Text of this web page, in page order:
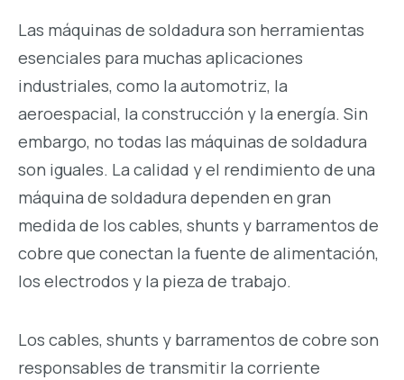
Las máquinas de soldadura son herramientas
esenciales para muchas aplicaciones
industriales, como la automotriz, la
aeroespacial, la construcción y la energía. Sin
embargo, no todas las máquinas de soldadura
son iguales. La calidad y el rendimiento de una
máquina de soldadura dependen en gran
medida de los cables, shunts y barramentos de
cobre que conectan la fuente de alimentación,
los electrodos y la pieza de trabajo.
Los cables, shunts y barramentos de cobre son
responsables de transmitir la corriente